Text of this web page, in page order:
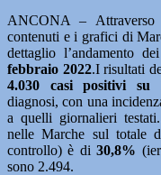
ANCONA –
contenuti e i grafici di
dettaglio l’andamento
febbraio 2022.I risultati
4.030 casi positivi su
diagnosi, con una
a quelli giornalieri
nelle Marche sul totale
controllo) è di30,8%
sono 2.494.